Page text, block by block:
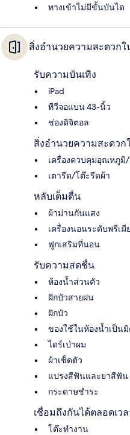
ทางเข้าไม่มีขั้นบันได
สิ่งอำนวยความสะดวก
รับความบันเทิง
iPad
ทีวีจอแบน 43-นิ้ว
ช่องดิจิตอล
สิ่งอำนวยความสะดวก
เครื่องควบคุมอุณหภูมิ
เตารีด/โต๊ะรีดผ้า
หลับเต็มตื่น
ผ้าม่านกันแสง
เครื่องนอนระดับพรีเมี
ฟูกเสริมที่นอน
รับความสดชื่น
ห้องน้ำส่วนตัว
ฝักบัวสายฝน
ฝักบัว
ของใช้ในห้องน้ำเป็น
ไดร์เป่าผม
ผ้าเช็ดตัว
แปรงสีฟันและยาสีฟัน
กระดาษชำระ
เชื่อมถึงกันได้ตลอดเวล
โต๊ะทำงาน